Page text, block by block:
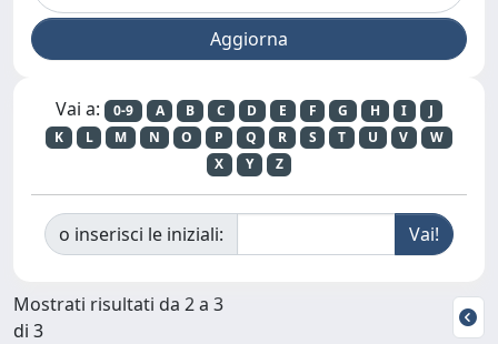
Vai a: 0-9 A B C D E F G H I
J
K
L M N O P Q R S T U V
W
X
Y Z
o inserisci le iniziali:
Mostrati risultati da 2 a 3
di 3